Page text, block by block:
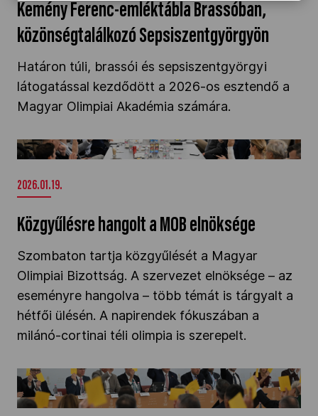
Kemény Ferenc-emléktábla Brassóban,
közönségtalálkozó Sepsiszentgyörgyön
Határon túli, brassói és sepsiszentgyörgyi
látogatással kezdődött a 2026-os esztendő a
Magyar Olimpiai Akadémia számára.
Közgyűlésre hangolt a MOB elnöksége" />
2026.01.19.
Közgyűlésre hangolt a MOB elnöksége
Szombaton tartja közgyűlését a Magyar
Olimpiai Bizottság. A szervezet elnöksége – az
eseményre hangolva – több témát is tárgyalt a
hétfői ülésén. A napirendek fókuszában a
milánó-cortinai téli olimpia is szerepelt.
Los Angelesről is dönthet a MOB közgyűlése
január 24-én" />